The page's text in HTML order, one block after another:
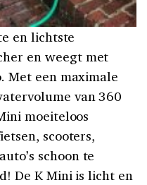
en lichtste
en weegt met
Met een maximale
van 360
moeiteloos
scooters,
schoon te
De K Mini is licht en